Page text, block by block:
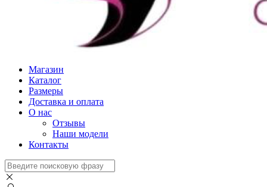
Магазин
Каталог
Размеры
Доставка и оплата
О нас
Отзывы
Наши модели
Контакты